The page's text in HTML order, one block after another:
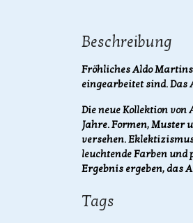
Beschreibung
Fröhliches Aldo
eingearbeitet sind. Das
Die neue Kollektion von
Jahre. Formen, Muster
versehen.
leuchtende Farben
Ergebnis ergeben, das
Tags